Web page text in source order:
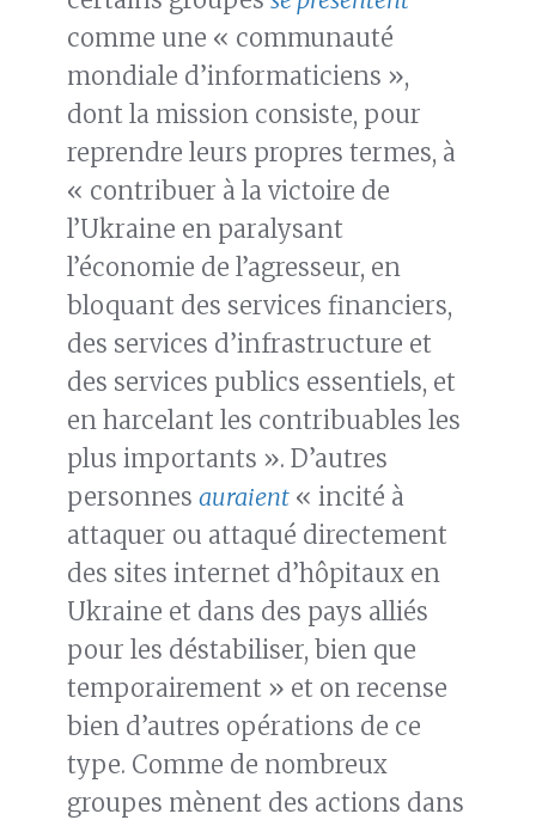
comme une « communauté
mondiale d’informaticiens »,
dont la mission consiste, pour
reprendre leurs propres termes, à
« contribuer à la victoire de
l’Ukraine en paralysant
l’économie de l’agresseur, en
bloquant des services financiers,
des services d’infrastructure et
des services publics essentiels, et
en harcelant les contribuables les
plus importants ». D’autres
personnes auraient « incité à
attaquer ou attaqué directement
des sites internet d’hôpitaux en
Ukraine et dans des pays alliés
pour les déstabiliser, bien que
temporairement » et on recense
bien d’autres opérations de ce
type. Comme de nombreux
groupes mènent des actions dans